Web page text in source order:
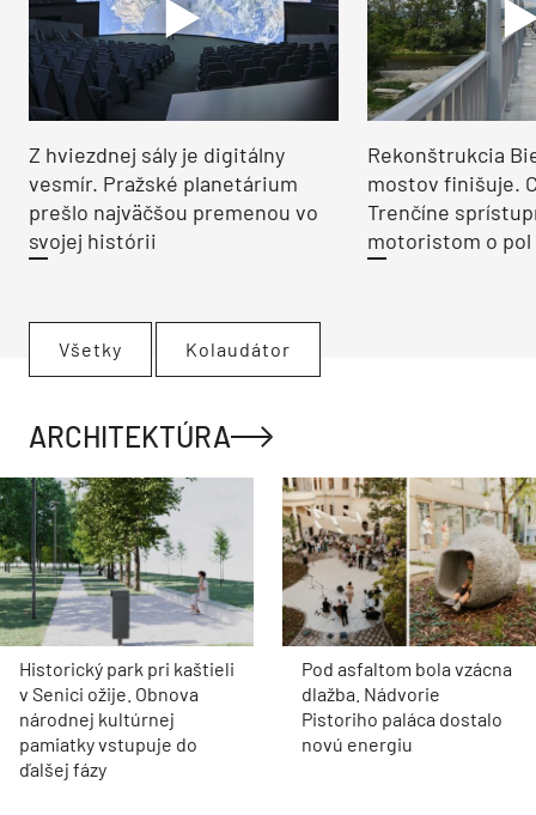
Z hviezdnej sály je digitálny
vesmír. Pražské planetárium
prešlo najväčšou premenou vo
svojej histórii
Rekonštrukcia
mostov finišuje.
Trenčíne
motoristom o pol
Všetky Kolaudátor
ARCHITEKTÚRA
Historický park pri kaštieli
v Senici ožije. Obnova
národnej kultúrnej
pamiatky vstupuje do
ďalšej fázy
Pod asfaltom bola vzácna
dlažba. Nádvorie
Pistoriho paláca dostalo
novú energiu